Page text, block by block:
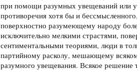
при помощи разумных увещеваний или
противоречия хотя бы и
поверхностно разумеющему народу
исключительно мелкими страстями,
сентиментальными теориями, люди в
партийному расколу, мешающему
разумного увещевания. Всякое решение